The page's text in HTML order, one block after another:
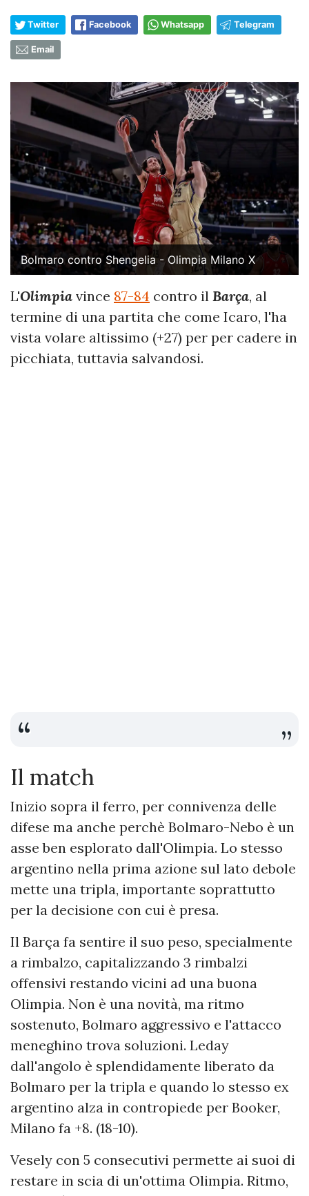
Twitter Facebook Whatsapp Telegram
Email
Bolmaro contro Shengelia - Olimpia Milano X
L'Olimpia vince 87-84 contro il Barça, al
termine di una partita che come Icaro, l'ha
vista volare altissimo (+27) per per cadere in
picchiata, tuttavia salvandosi.
Il match
Inizio sopra il ferro, per connivenza delle
difese ma anche perchè Bolmaro-Nebo è un
asse ben esplorato dall'Olimpia. Lo stesso
argentino nella prima azione sul lato debole
mette una tripla, importante soprattutto
per la decisione con cui è presa.
Il Barça fa sentire il suo peso, specialmente
a rimbalzo, capitalizzando 3 rimbalzi
offensivi restando vicini ad una buona
Olimpia. Non è una novità, ma ritmo
sostenuto, Bolmaro aggressivo e l'attacco
meneghino trova soluzioni. Leday
dall'angolo è splendidamente liberato da
Bolmaro per la tripla e quando lo stesso ex
argentino alza in contropiede per Booker,
Milano fa +8. (18-10).
Vesely con 5 consecutivi permette ai suoi di
restare in scia di un'ottima Olimpia. Ritmo,